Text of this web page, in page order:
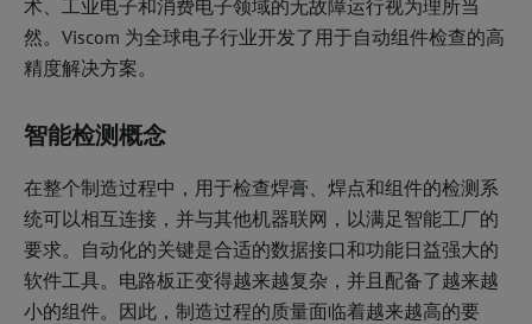
术、工业电子和消费电子领域的无故障运行视为理所当
然。Viscom 为全球电子行业开发了用于自动组件检查的高
精度解决方案。
智能检测概念
在整个制造过程中，用于检查焊膏、焊点和组件的检测系
统可以相互连接，并与其他机器联网，以满足智能工厂的
要求。自动化的关键是合适的数据接口和功能日益强大的
软件工具。电路板正变得越来越复杂，并且配备了越来越
小的组件。因此，制造过程的质量面临着越来越高的要